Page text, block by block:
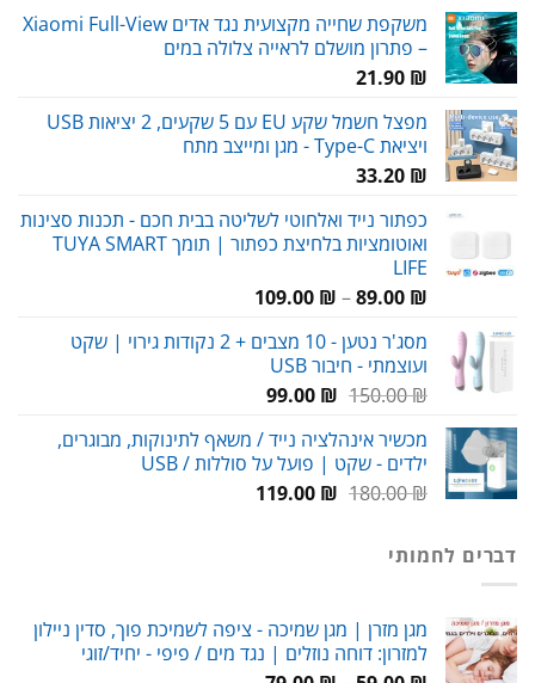
משקפת שחייה מקצועית נגד אדים Xiaomi Full-View
– פתרון מושלם לראייה צלולה במים
21.90 ₪
מפצל חשמל שקע EU עם 5 שקעים, 2 יציאות USB
ויציאת Type-C - מגן ומייצב מתח
33.20 ₪
כפתור נייד ואלחוטי לשליטה בבית חכם - תכנות סצינות
ואוטומציות בלחיצת כפתור | תומך TUYA SMART
LIFE
89.00 ₪
–
109.00 ₪
מסג'ר נטען - 10 מצבים + 2 נקודות גירוי | שקט
ועוצמתי - חיבור USB
150.00₪
המחיר
היה:
150.00 ₪.
99.00 ₪
המחיר
הוא:
99.00 ₪.
מכשיר אינהלציה נייד / משאף לתינוקות, מבוגרים,
ילדים - שקט | פועל על סוללות / USB
180.00₪
המחיר119.00 ₪
המחיר
דברים לחמותי
מגן מזרן | מגן שמיכה - ציפה לשמיכת פוך, סדין ניילון
למזרון: דוחה נוזלים | נגד מים / פיפי - יחיד/זוגי